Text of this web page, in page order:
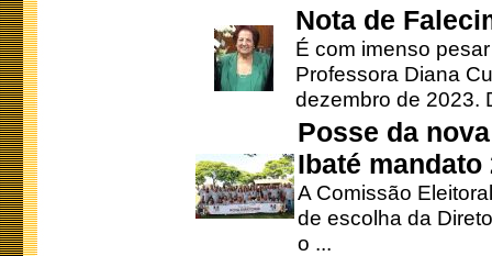
Nota de
É com imenso
Professora Diana
dezembro de 2023.
Posse da
Ibaté mandato
A Comissão
de escolha da
o ...